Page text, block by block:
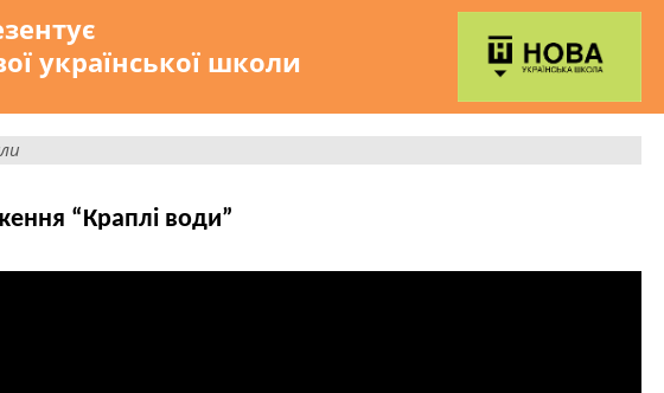
української школи
“Краплі води”